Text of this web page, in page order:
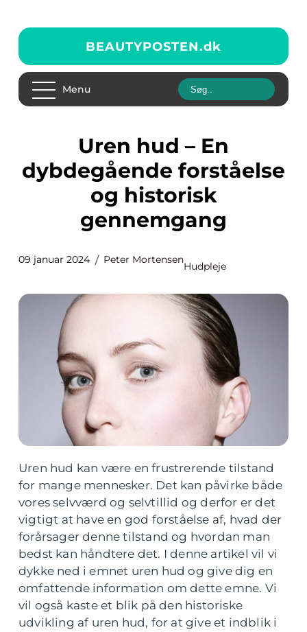
BEAUTYPOSTEN.dk
Menu
Uren hud – En
dybdegående forståelse
og historisk
gennemgang
09 januar 2024 Peter Mortensen
Hudpleje
Uren hud kan være en frustrerende tilstand
for mange mennesker. Det kan påvirke både
vores selvværd og selvtillid og derfor er det
vigtigt at have en god forståelse af, hvad der
forårsager denne tilstand og hvordan man
bedst kan håndtere det. I denne artikel vil vi
dykke ned i emnet uren hud og give dig en
omfattende information om dette emne. Vi
vil også kaste et blik på den historiske
udvikling af uren hud, for at give et indblik i